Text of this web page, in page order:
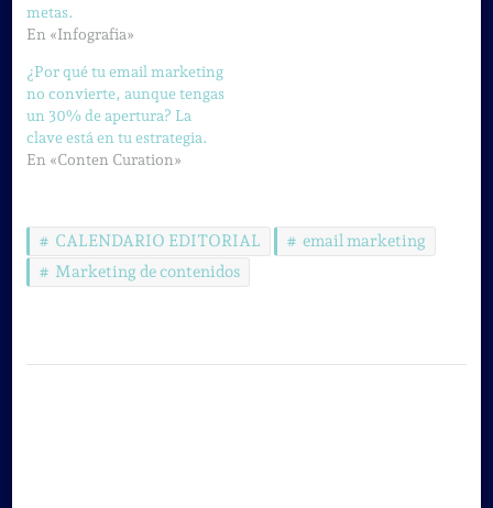
metas.
En «Infografia»
¿Por qué tu email marketing
no convierte, aunque tengas
un 30% de apertura? La
clave está en tu estrategia.
En «Conten Curation»
CALENDARIO EDITORIAL
email marketing
Marketing de contenidos